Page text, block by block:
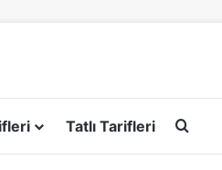
Tatlı Tarifleri